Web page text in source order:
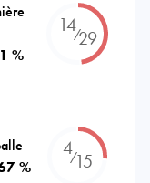
%
14⁄29
%
4⁄15